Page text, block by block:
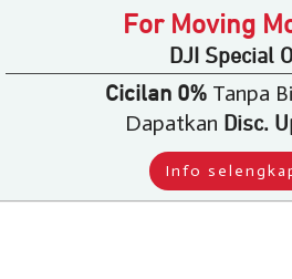
For Moving
DJI Special
Cicilan 0% Tanpa
Dapatkan Disc.
Info